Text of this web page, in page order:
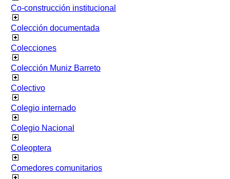
Co-construcción institucional
Colección documentada
Colecciones
Colección Muniz Barreto
Colectivo
Colegio internado
Colegio Nacional
Coleoptera
Comedores comunitarios